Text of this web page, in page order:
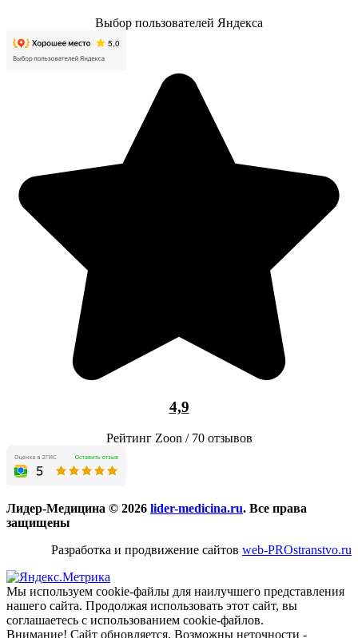
Выбор пользователей Яндекса
4,9
Рейтинг Zoon / 70 отзывов
Лидер-Медицина © 2026 lider-medicina.ru. Все права
защищены
Разработка и продвижение сайтов web-PROstranstvo.ru
Мы используем cookie-файлы для наилучшего представления
нашего сайта. Продолжая использовать этот сайт, вы
соглашаетесь с использованием cookie-файлов.
Внимание! Сайт обновляется. Возможны неточности -